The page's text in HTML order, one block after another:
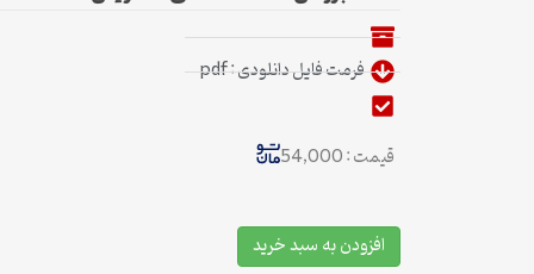
فرمت فایل دانلودی : pdf
قیمت : 54,000
افزودن به سبد خرید